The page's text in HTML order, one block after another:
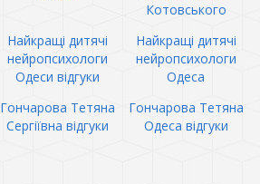
Котовського
Найкращі дитячі
нейропсихологи
Одеси відгуки
Найкращі дитячі
нейропсихологи
Одеса
Гончарова Тетяна
Сергіївна відгуки
Гончарова Тетяна
Одеса відгуки